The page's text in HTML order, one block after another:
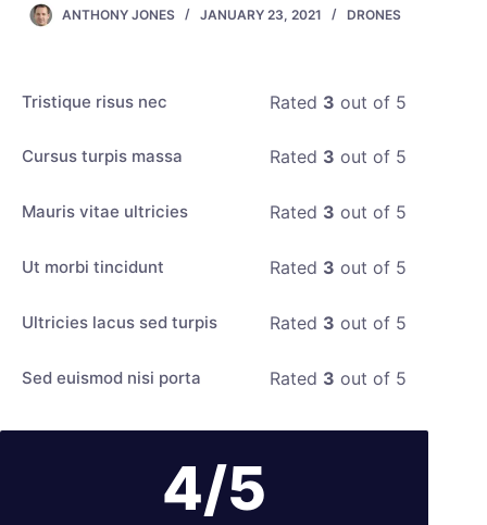
ANTHONY JONES JANUARY 23, 2021 DRONES
Tristique risus nec Rated 3 out of 5
Cursus turpis massa Rated 3 out of 5
Mauris vitae ultricies Rated 3 out of 5
Ut morbi tincidunt Rated 3 out of 5
Ultricies lacus sed turpis Rated 3 out of 5
Sed euismod nisi porta Rated 3 out of 5
4/5